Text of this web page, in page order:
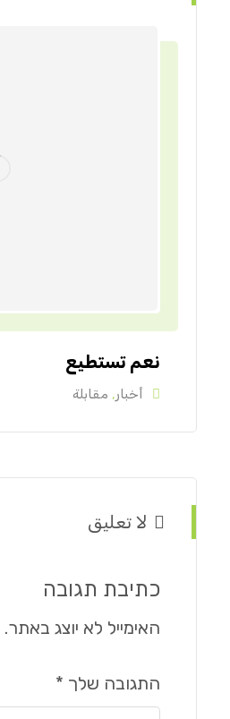
نعم تستطيع
أخبار, مقابلة
لا تعليق
כתיבת תגובה
האימייל לא יוצג באתר.
התגובה שלך *